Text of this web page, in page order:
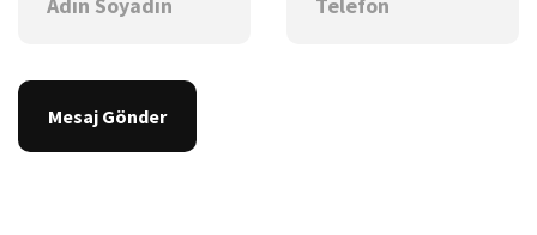
Mesaj Gönder